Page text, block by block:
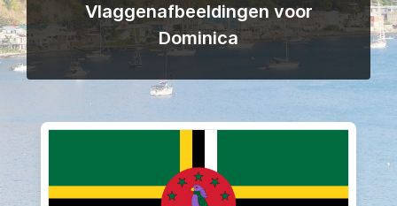
Vlaggenafbeeldingen voor
Dominica